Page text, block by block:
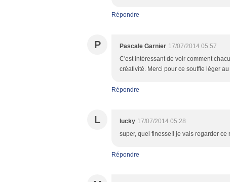
Répondre
P Pascale Garnier 17/07/2014 05:57
C'est intéressant de voir comment
créativité. Merci pour ce souffle léger
Répondre
L lucky 17/07/2014 05:28
super, quel finesse!! je vais regarder ce
Répondre